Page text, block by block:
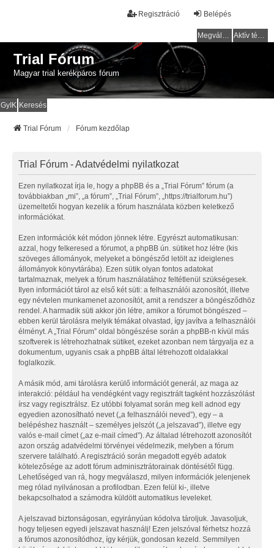
Belépés
Regisztráció
Megválaszolatlan témák Aktív témák
Trial Fórum
Magyar trial kerékpáros fórum
GyIK Keresés
Trial Fórum Fórum kezdőlap
Trial Fórum - Adatvédelmi nyilatkozat
Ezen nyilatkozat írja le, hogy a phpBB és a „Trial Fórum” fórum (a
továbbiakban „mi”, „a fórum”, „Trial Fórum”, „https://trialforum.hu”)
üzemeltetői hogyan kezelik a fórum használata közben keletkező
információkat.
Ezen információk két módon jönnek létre. Egyrészt automatikusan:
azzal, hogy felkeresed a fórumot, a phpBB ún. sütiket hoz létre (kis
szöveges állományok, melyeket a böngésződ letölt az ideiglenes
állományok könyvtárába). Ezen sütik olyan fontos adatokat
tartalmaznak, melyek a fórum használatához feltétlenül szükségesek.
Ilyen információt tárol az első két süti: a felhasználói azonosítót, illetve
egy névtelen munkamenet azonosítót, amit a rendszer a böngésződhöz
rendel. A harmadik süti akkor jön létre, amikor a fórumot böngészed –
ebben kerül tárolásra melyik témákat olvastad, így javítva a felhasználói
élményt. A „Trial Fórum” oldal böngészése során a phpBB-n kívül más
szoftverek is létrehozhatnak sütiket, ezeket azonban nem tárgyalja ez a
dokumentum, ugyanis csak a phpBB által létrehozott oldalakkal
foglalkozik.
A másik mód, ami tárolásra kerülő információt generál, az maga az
interakció: például ha vendégként vagy regisztrált tagként hozzászólást
írsz vagy regisztrálsz. Ez utóbbi folyamat során meg kell adnod egy
egyedien azonosítható nevet („a felhasználói neved”), egy – a
belépéshez használt – személyes jelszót („a jelszavad”), illetve egy
valós e-mail címet („az e-mail címed”). Az általad létrehozott azonosítót
azon ország adatvédelmi törvényei védelmezik, melyben a fórum
szervere található. A regisztráció során megadott egyéb adatok
kötelezősége az adott fórum adminisztrátorainak döntésétől függ.
Lehetőséged van rá, hogy megválaszd, milyen információk jelenjenek
meg rólad nyilvánosan a profilodban. Ezen felül ki-, illetve
bekapcsolhatod a számodra küldött automatikus leveleket.
A jelszavad biztonságosan, egyirányúan kódolva tároljuk. Javasoljuk,
hogy teljesen egyedi jelszavat használj! Ezen jelszóval férhetsz hozzá
a fórumos azonosítódhoz, így kérjük, gondosan kezeld. Semmilyen